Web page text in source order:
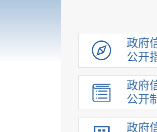
政府
公开
政府
公开
政府